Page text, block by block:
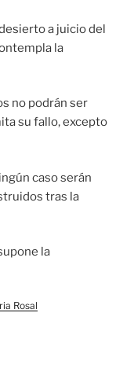
a juicio del
la
no podrán ser
su fallo, excepto
caso serán
tras la
la
Rosal